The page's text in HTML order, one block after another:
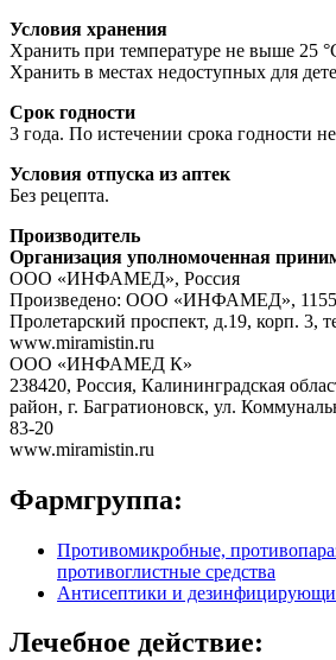
Условия хранения
Хранить при температуре не выше 25
Хранить в местах недоступных для
Срок годности
3 года. По истечении срока годности
Условия отпуска из аптек
Без рецепта.
Производитель
Организация уполномоченная
ООО «ИНФАМЕД», Россия
Произведено: ООО «ИНФАМЕД»,
Пролетарский проспект, д.19, корп. 3,
www.miramistin.ru
ООО «ИНФАМЕД К»
238420, Россия, Калининградская
район, г. Багратионовск, ул.
83-20
www.miramistin.ru
Фармгруппа:
Противомикробные,
противоглистные средства
Антисептики и
Лечебное действие: